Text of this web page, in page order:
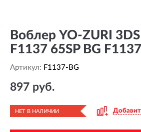
Воблер YO-ZURI
F1137 65SP BG
Артикул: F1137-BG
897 руб.
НЕТ В НАЛИЧИИ